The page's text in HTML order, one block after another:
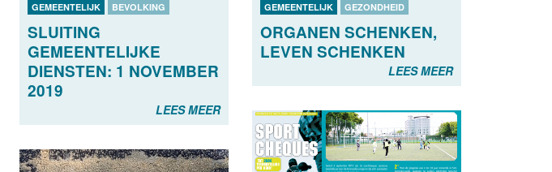
GEMEENTELIJK BEVOLKING
SLUITING
GEMEENTELIJKE
DIENSTEN: 1 NOVEMBER
2019
LEES MEER
GEMEENTELIJK GEZONDHEID
ORGANEN SCHENKEN,
LEVEN SCHENKEN
LEES MEER